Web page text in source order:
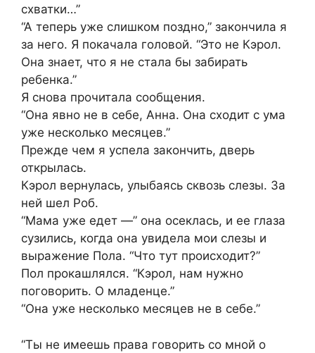
схватки…”
“А теперь уже слишком поздно,” закончила я
за него. Я покачала головой. “Это не Кэрол.
Она знает, что я не стала бы забирать
ребенка.”
Я снова прочитала сообщения.
“Она явно не в себе, Анна. Она сходит с ума
уже несколько месяцев.”
Прежде чем я успела закончить, дверь
открылась.
Кэрол вернулась, улыбаясь сквозь слезы. За
ней шел Роб.
“Мама уже едет —” она осеклась, и ее глаза
сузились, когда она увидела мои слезы и
выражение Пола. “Что тут происходит?”
Пол прокашлялся. “Кэрол, нам нужно
поговорить. О младенце.”
“Она уже несколько месяцев не в себе.”
“Ты не имеешь права говорить со мной о